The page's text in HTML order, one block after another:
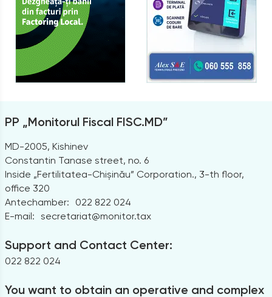
PP „Monitorul Fiscal FISC.MD”
MD-2005, Kishinev
Constantin Tanase street, no. 6
Inside „Fertilitatea-Chișinău” Corporation., 3-th floor,
office 320
Antechamber:
022 822 024
E-mail: secretariat@monitor.tax
Support and Contact Center:
022 822 024
You want to obtain an operative and complex